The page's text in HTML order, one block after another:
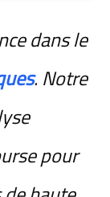
dans le
. Notre
pour